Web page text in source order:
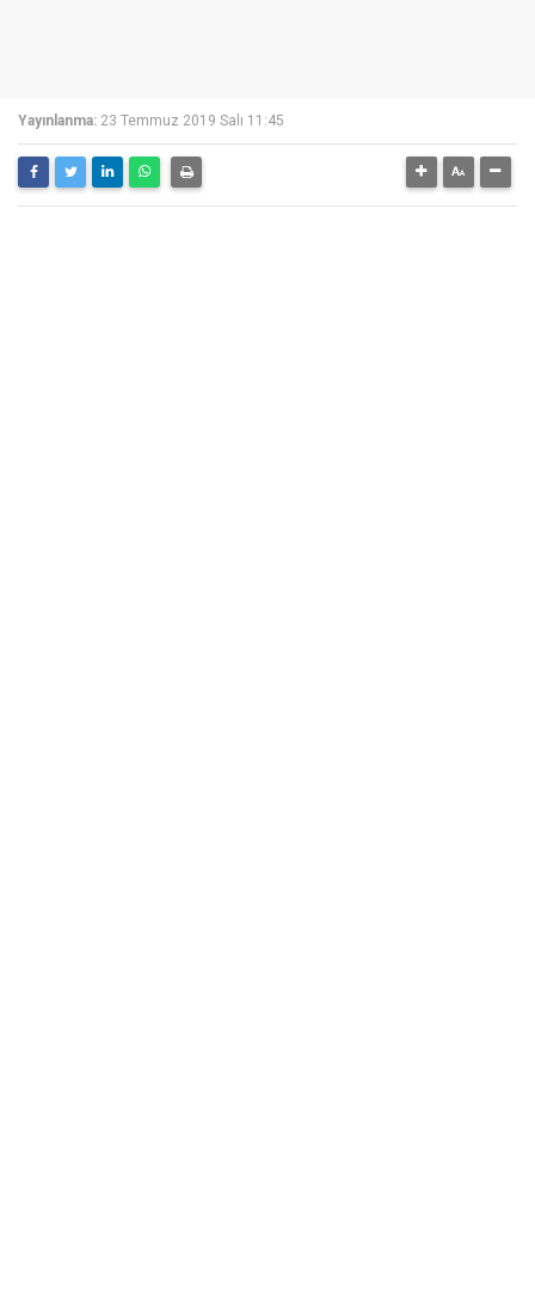
Yayınlanma: 23 Temmuz 2019 Salı 11:45